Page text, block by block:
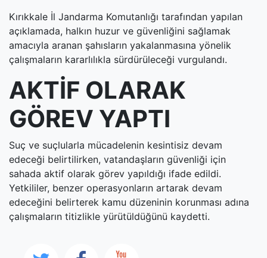
Kırıkkale İl Jandarma Komutanlığı tarafından yapılan
açıklamada, halkın huzur ve güvenliğini sağlamak
amacıyla aranan şahısların yakalanmasına yönelik
çalışmaların kararlılıkla sürdürüleceği vurgulandı.
AKTİF OLARAK
GÖREV YAPTI
Suç ve suçlularla mücadelenin kesintisiz devam
edeceği belirtilirken, vatandaşların güvenliği için
sahada aktif olarak görev yapıldığı ifade edildi.
Yetkililer, benzer operasyonların artarak devam
edeceğini belirterek kamu düzeninin korunması adına
çalışmaların titizlikle yürütüldüğünü kaydetti.